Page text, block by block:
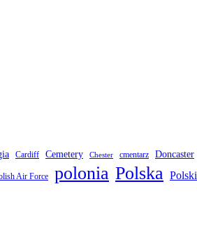
Cardiff Cemetery Chester cmentarz Doncaster
Air Force polonia Polska